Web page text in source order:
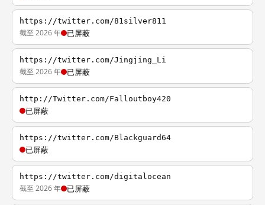
https://twitter.com/81silver811
截至 2026 年 已屏蔽
https://twitter.com/Jingjing_Li
截至 2026 年 已屏蔽
http://Twitter.com/Falloutboy420
已屏蔽
https://twitter.com/Blackguard64
已屏蔽
https://twitter.com/digitalocean
截至 2026 年 已屏蔽